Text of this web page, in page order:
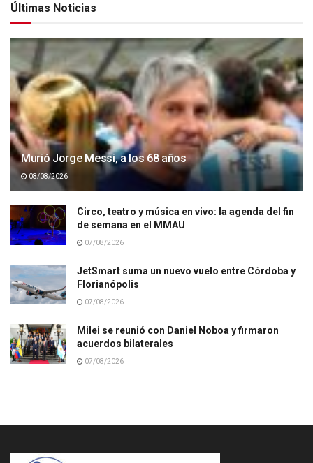
Últimas Noticias
Murió Jorge Messi, a los 68 años
08/08/2026
Circo, teatro y música en vivo: la agenda del fin
de semana en el MMAU
07/08/2026
JetSmart suma un nuevo vuelo entre Córdoba y
Florianópolis
07/08/2026
Milei se reunió con Daniel Noboa y firmaron
acuerdos bilaterales
07/08/2026